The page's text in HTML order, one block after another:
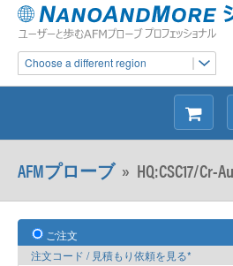
Choose a different region
シ
ョ
ッ
ン
AFMプローブ» HQ:CSC17/Cr-Au
ご注文
注文コード / 見積もり依頼を見る*